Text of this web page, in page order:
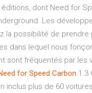
dont Need for
Les
la possibilité de
dans lequel nous
sont fréquentés par les
for Speed Carbon 1.3
inclus plus de 60